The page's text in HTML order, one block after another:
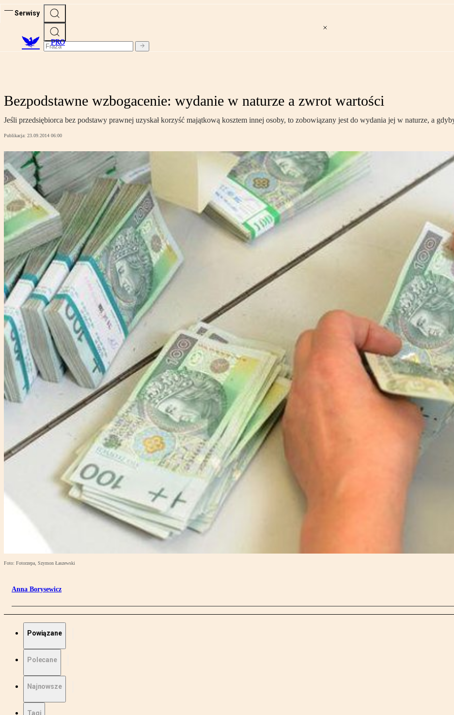
Serwisy
PRO
Bezpodstawne wzbogacenie: wydanie w naturze a zwrot wartości
Jeśli przedsiębiorca bez podstawy prawnej uzyskał korzyść majątkową kosztem innej osoby, to zobowiązany jest do wydania jej w naturze, a
Publikacja: 23.09.2014 06:00
Foto: Fotorzepa, Szymon Łaszewski
Anna Borysewicz
Powiązane
Polecane
Najnowsze
Tagi